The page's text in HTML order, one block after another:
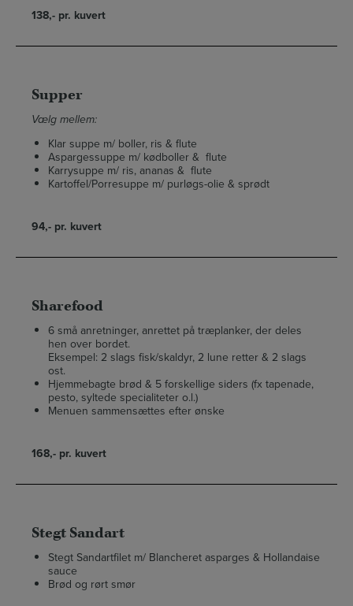
138,- pr. kuvert
Supper
Vælg mellem:
Klar suppe m/ boller, ris & flute
Aspargessuppe m/ kødboller & flute
Karrysuppe m/ ris, ananas & flute
Kartoffel/Porresuppe m/ purløgs-olie & sprødt
94,- pr. kuvert
Sharefood
6 små anretninger, anrettet på træplanker, der deles
hen over bordet.
Eksempel: 2 slags fisk/skaldyr, 2 lune retter & 2 slags
ost.
Hjemmebagte brød & 5 forskellige siders (fx tapenade,
pesto, syltede specialiteter o.l.)
Menuen sammensættes efter ønske
168,- pr. kuvert
Stegt Sandart
Stegt Sandartfilet m/ Blancheret asparges & Hollandaise
sauce
Brød og rørt smør